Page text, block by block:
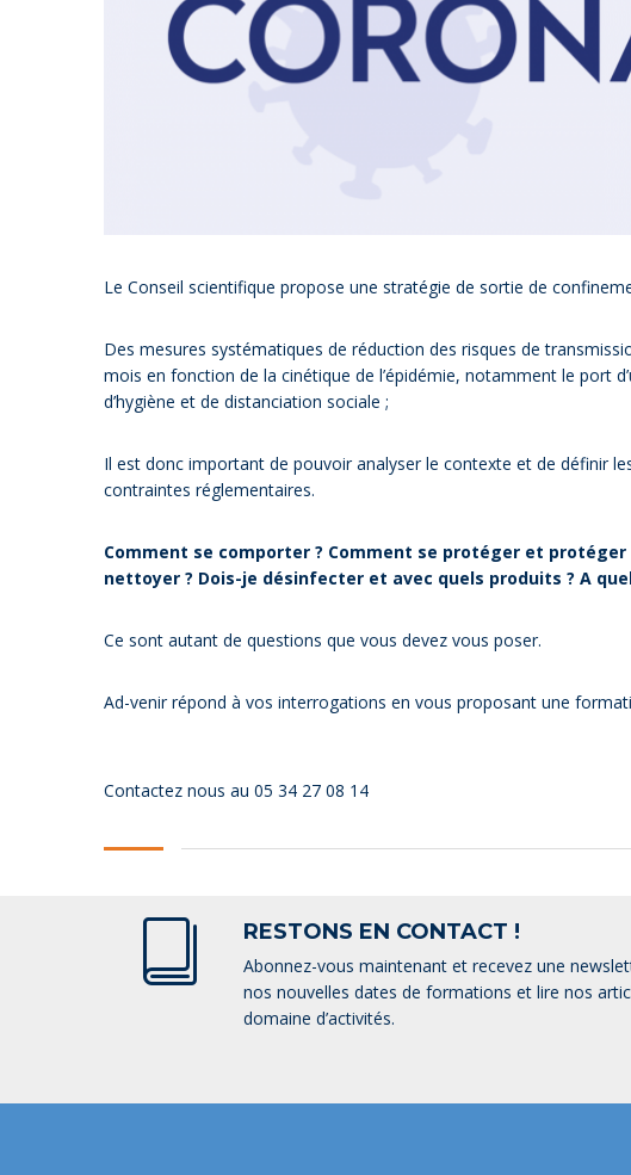
Le Conseil scientifique propose une stratégie de sortie de
Des mesures systématiques de réduction des risques de
mois en fonction de la cinétique de l’épidémie, notamment le port
d’hygiène et de distanciation sociale ;
Il est donc important de pouvoir analyser le contexte et de définir
contraintes réglementaires.
Comment se comporter ? Comment se protéger et
nettoyer ? Dois-je désinfecter et avec quels produits ? A
Ce sont autant de questions que vous devez vous poser.
Ad-venir répond à vos interrogations en vous proposant une
Contactez nous au 05 34 27 08 14
RESTONS EN CONTACT !
Abonnez-vous maintenant et recevez une
nos nouvelles dates de formations et lire nos
domaine d’activités.